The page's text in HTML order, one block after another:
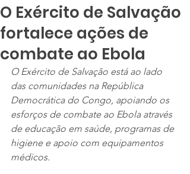
O Exército de Salvação
fortalece ações de
combate ao Ebola
O Exército de Salvação está ao lado
das comunidades na República
Democrática do Congo, apoiando os
esforços de combate ao Ebola através
de educação em saúde, programas de
higiene e apoio com equipamentos
médicos.